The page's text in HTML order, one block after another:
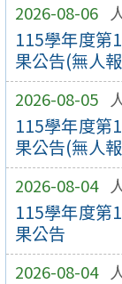
2026-08-06
115學年度第
果公告(無人
2026-08-05
115學年度第
果公告(無人
2026-08-04
115學年度第
果公告
2026-08-04